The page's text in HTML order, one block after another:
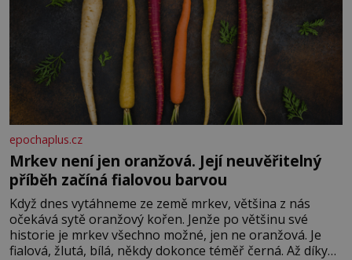
epochaplus.cz
Mrkev není jen oranžová. Její neuvěřitelný
příběh začíná fialovou barvou
Když dnes vytáhneme ze země mrkev, většina z nás
očekává sytě oranžový kořen. Jenže po většinu své
historie je mrkev všechno možné, jen ne oranžová. Je
fialová, žlutá, bílá, někdy dokonce téměř černá. Až díky